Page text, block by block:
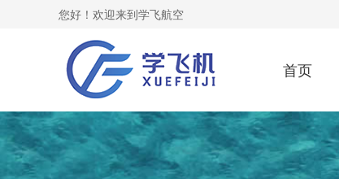
您好！欢迎来到学飞航空
首页